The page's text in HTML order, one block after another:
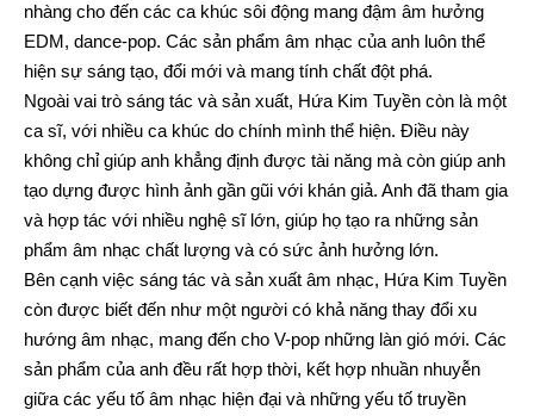
nhàng cho đến các ca khúc sôi động mang đậm âm hưởng
EDM, dance-pop. Các sản phẩm âm nhạc của anh luôn thể
hiện sự sáng tạo, đổi mới và mang tính chất đột phá.
Ngoài vai trò sáng tác và sản xuất, Hứa Kim Tuyền còn là một
ca sĩ, với nhiều ca khúc do chính mình thể hiện. Điều này
không chỉ giúp anh khẳng định được tài năng mà còn giúp anh
tạo dựng được hình ảnh gần gũi với khán giả. Anh đã tham gia
và hợp tác với nhiều nghệ sĩ lớn, giúp họ tạo ra những sản
phẩm âm nhạc chất lượng và có sức ảnh hưởng lớn.
Bên cạnh việc sáng tác và sản xuất âm nhạc, Hứa Kim Tuyền
còn được biết đến như một người có khả năng thay đổi xu
hướng âm nhạc, mang đến cho V-pop những làn gió mới. Các
sản phẩm của anh đều rất hợp thời, kết hợp nhuần nhuyễn
giữa các yếu tố âm nhạc hiện đại và những yếu tố truyền